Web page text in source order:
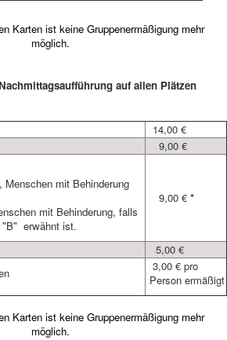
Karten ist keine Gruppenermäßigung mehr
möglich.
auf allen Plätzen
14,00 €
9,00 €
mit Behinderung
mit Behinderung, falls
"B" erwähnt ist.
9,00 € *
5,00 €
3,00 € pro
Person ermäßigt
Karten ist keine Gruppenermäßigung mehr
möglich.